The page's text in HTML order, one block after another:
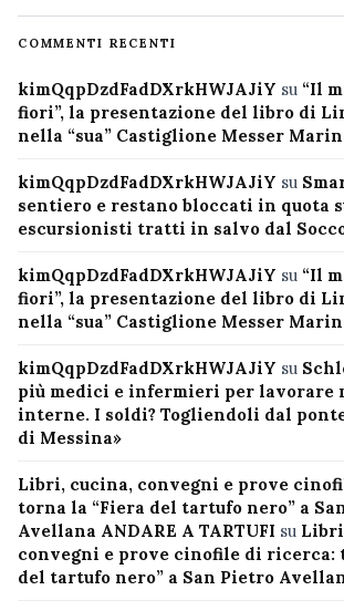
COMMENTI RECENTI
kimQqpDzdFadDXrkHWJAJiY su “Il
fiori”, la presentazione del libro di
nella “sua” Castiglione Messer
kimQqpDzdFadDXrkHWJAJiY su
sentiero e restano bloccati in quota
escursionisti tratti in salvo dal
kimQqpDzdFadDXrkHWJAJiY su “Il
fiori”, la presentazione del libro di
nella “sua” Castiglione Messer
kimQqpDzdFadDXrkHWJAJiY su
più medici e infermieri per lavorare
interne. I soldi? Togliendoli dal
di Messina»
Libri, cucina, convegni e prove
torna la “Fiera del tartufo nero” a
Avellana ANDARE A TARTUFI su
convegni e prove cinofile di ricerca:
del tartufo nero” a San Pietro